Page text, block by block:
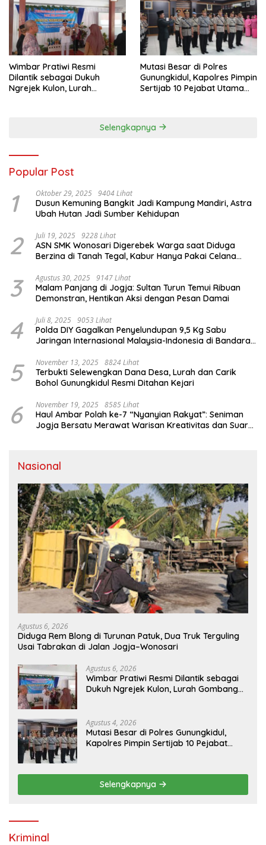
Wimbar Pratiwi Resmi
Dilantik sebagai Dukuh
Ngrejek Kulon, Lurah
Mutasi Besar di Polres
Gunungkidul, Kapolres Pimpin
Sertijab 10 Pejabat Utama
Selengkapnya
Popular Post
1 Oktober 29, 2025 9404 Lihat
Dusun Kemuning Bangkit Jadi Kampung Mandiri, Astra
Ubah Hutan Jadi Sumber Kehidupan
2 Juli 19, 2025 9228 Lihat
ASN SMK Wonosari Digerebek Warga saat Diduga
Berzina di Tanah Tegal, Kabur Hanya Pakai Celana
3 Agustus 30, 2025 9147 Lihat
Malam Panjang di Jogja: Sultan Turun Temui Ribuan
Demonstran, Hentikan Aksi dengan Pesan Damai
4 Juli 8, 2025 9053 Lihat
Polda DIY Gagalkan Penyelundupan 9,5 Kg Sabu
Jaringan Internasional Malaysia-Indonesia di Bandara
5 November 13, 2025 8824 Lihat
Terbukti Selewengkan Dana Desa, Lurah dan Carik
Bohol Gunungkidul Resmi Ditahan Kejari
6 November 19, 2025 8585 Lihat
Haul Ambar Polah ke-7 “Nyanyian Rakyat”: Seniman
Jogja Bersatu Merawat Warisan Kreativitas dan Suara
Nasional
Agustus 6, 2026
Diduga Rem Blong di Turunan Patuk, Dua Truk Terguling
Usai Tabrakan di Jalan Jogja–Wonosari
Agustus 6, 2026
Wimbar Pratiwi Resmi Dilantik sebagai
Dukuh Ngrejek Kulon, Lurah Gombang
Agustus 4, 2026
Mutasi Besar di Polres Gunungkidul,
Kapolres Pimpin Sertijab 10 Pejabat
Selengkapnya
Kriminal